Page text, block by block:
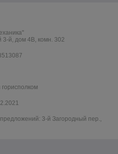
3-й, дом 4В, комн. 302
3-й Загородный пер.,